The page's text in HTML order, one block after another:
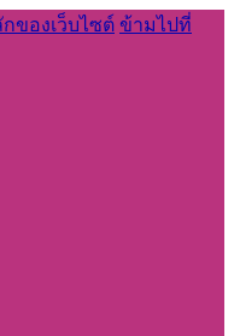
ของเว็บไซต์ ข้ามไปที่